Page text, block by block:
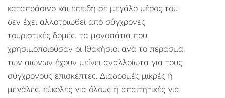
καταπράσινο και επειδή σε μεγάλο μέρος του
δεν έχει αλλοτριωθεί από σύγχρονες
τουριστικές δομές, τα μονοπάτια που
χρησιμοποιούσαν οι Ιθακήσιοι ανά το πέρασμα
των αιώνων έχουν μείνει αναλλοίωτα για τους
σύγχρονους επισκέπτες. Διαδρομές μικρές ή
μεγάλες, εύκολες για όλους ή απαιτητικές για